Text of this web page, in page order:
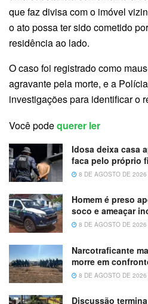
que faz divisa com o imóvel
o ato possa ter sido cometido
residência ao lado.
O caso foi registrado como
agravante pela morte, e a
investigações para identificar o
Você podequerer ler
Idosa deixa casa
faca pelo próprio
8 DE AGOSTO DE 2026
Homem é preso
soco e ameaçar
8 DE AGOSTO DE 2026
Narcotraficante
morre em
8 DE AGOSTO DE 2026
Discussão